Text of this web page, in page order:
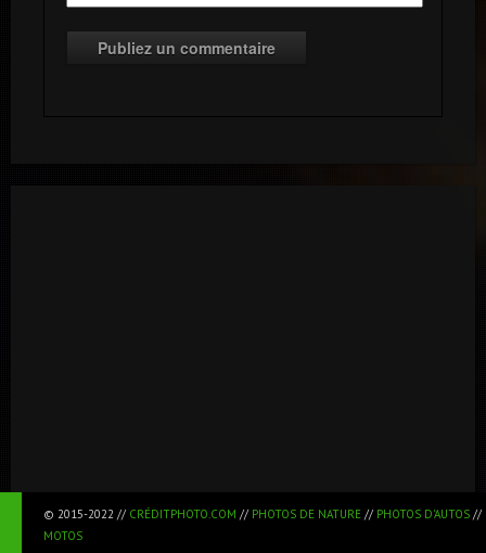
© 2015-2022 // CRÉDITPHOTO.COM // PHOTOS DE NATURE // PHOTOS D'AUTOS //
MOTOS